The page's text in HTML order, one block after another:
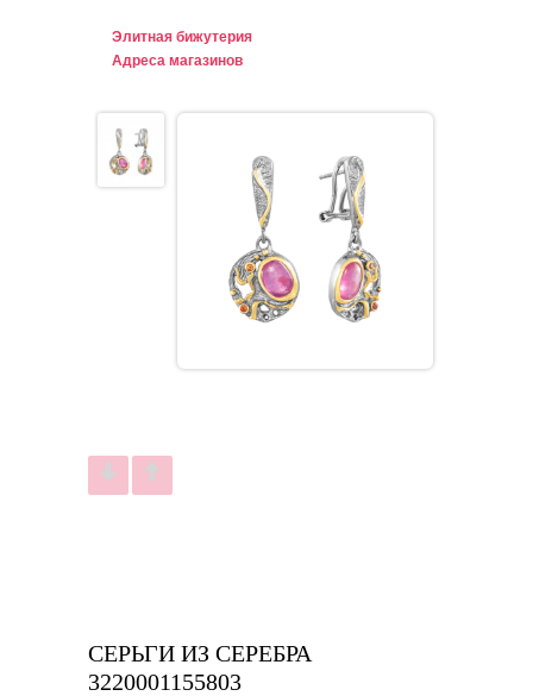
Элитная бижутерия
Адреса магазинов
СЕРЬГИ ИЗ СЕРЕБРА
3220001155803